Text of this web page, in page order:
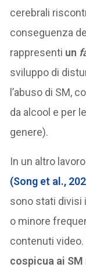
cerebrali
conseguenza
rappresenti un
sviluppo di
l’abuso di SM,
da alcool e per
genere).
In un altro
(Song et al.,
sono stati divisi
o minore
contenuti video.
cospicua ai